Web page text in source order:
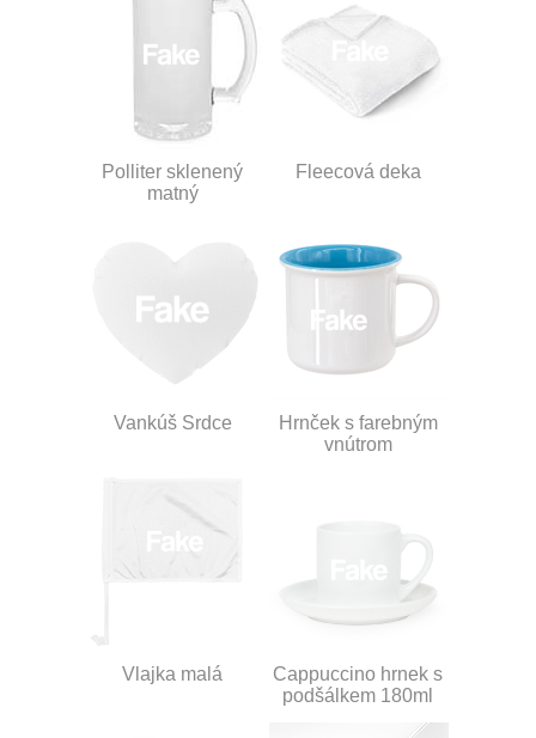
Polliter sklenený
matný
Fleecová deka
Vankúš Srdce
Hrnček s farebným
vnútrom
Vlajka malá
Cappuccino hrnek s
podšálkem 180ml